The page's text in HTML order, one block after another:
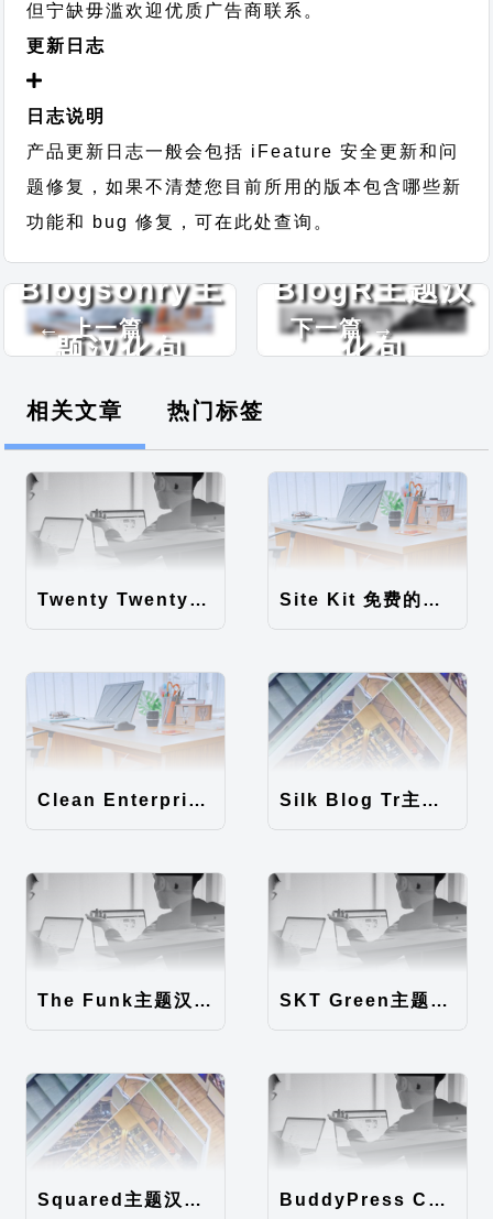
但宁缺毋滥欢迎优质广告商联系。
更新日志
日志说明
产品更新日志一般会包括 iFeature 安全更新和问
题修复，如果不清楚您目前所用的版本包含哪些新
功能和 bug 修复，可在此处查询。
← 上一篇
Blogsonry主
题汉化包
下一篇 →
BlogR主题汉
化包
相关文章 热门标签
Twenty Twenty-Five 免费的WordPress内容主题 Site Kit 免费的WordPress数据统计插件
Clean Enterprise主题汉化包 Silk Blog Tr主题汉化包
The Funk主题汉化包 SKT Green主题汉化包
Squared主题汉化包 BuddyPress Colours主题汉化包